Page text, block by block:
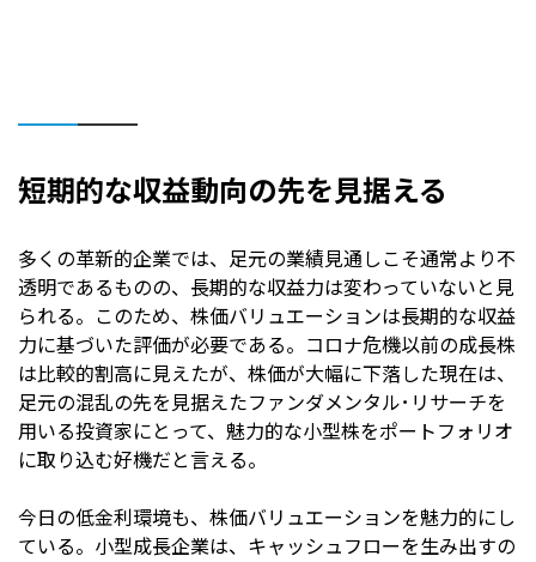
短期的な収益動向の先を見据える
多くの革新的企業では、足元の業績見通しこそ通常より不
透明であるものの、長期的な収益力は変わっていないと見
られる。このため、株価バリュエーションは長期的な収益
力に基づいた評価が必要である。コロナ危機以前の成長株
は比較的割高に見えたが、株価が大幅に下落した現在は、
足元の混乱の先を見据えたファンダメンタル･リサーチを
用いる投資家にとって、魅力的な小型株をポートフォリオ
に取り込む好機だと言える。
今日の低金利環境も、株価バリュエーションを魅力的にし
ている。小型成長企業は、キャッシュフローを生み出すの